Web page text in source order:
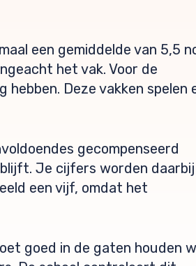
een gemiddelde van 5,5
het vak. Voor de
Deze vakken spelen
gecompenseerd
Je cijfers worden daarbij
een vijf, omdat het
goed in de gaten houden